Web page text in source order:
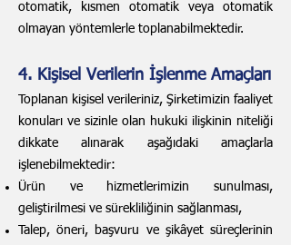
otomatik, kısmen otomatik veya otomatik
olmayan yöntemlerle toplanabilmektedir.
4. Kişisel Verilerin İşlenme Amaçları
Toplanan kişisel verileriniz, Şirketimizin faaliyet
konuları ve sizinle olan hukuki ilişkinin niteliği
dikkate alınarak aşağıdaki amaçlarla
işlenebilmektedir:
Ürün ve hizmetlerimizin sunulması,
geliştirilmesi ve sürekliliğinin sağlanması,
Talep, öneri, başvuru ve şikâyet süreçlerinin